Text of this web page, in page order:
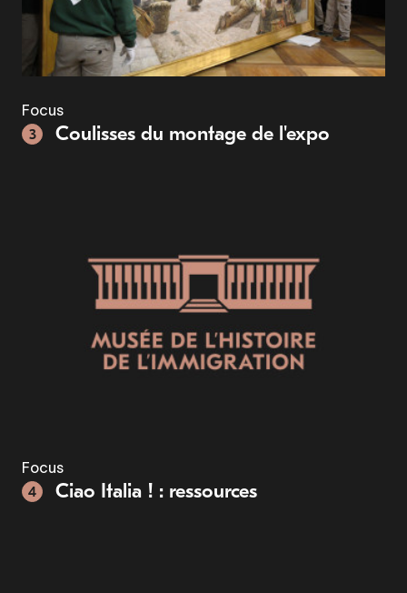
Focus
3
Coulisses du montage de l'expo
Focus
4
Ciao Italia ! : ressources